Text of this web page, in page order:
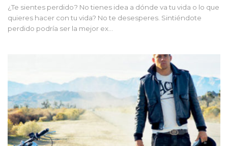
¿Te sientes perdido? No tienes idea a dónde va tu vida o lo que
quieres hacer con tu vida? No te desesperes. Sintiéndote
perdido podría ser la mejor ex…